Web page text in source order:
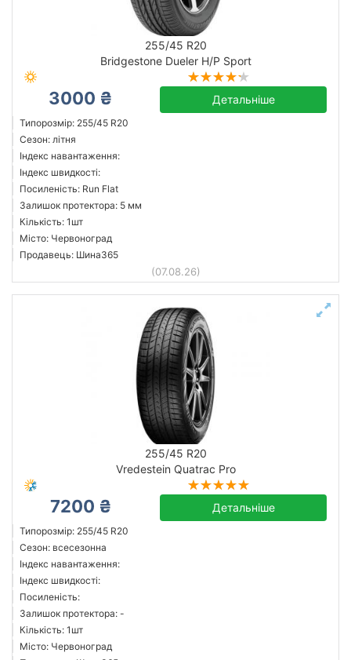
255/45 R20
Bridgestone Dueler H/P Sport
3000 ₴ Детальніше
Типорозмір: 255/45 R20
Сезон: літня
Індекс навантаження:
Індекс швидкості:
Посиленість: Run Flat
Залишок протектора: 5 мм
Кількість: 1шт
Місто: Червоноград
Продавець: Шина365
(07.08.26)
255/45 R20
Vredestein Quatrac Pro
7200 ₴ Детальніше
Типорозмір: 255/45 R20
Сезон: всесезонна
Індекс навантаження:
Індекс швидкості:
Посиленість:
Залишок протектора: -
Кількість: 1шт
Місто: Червоноград